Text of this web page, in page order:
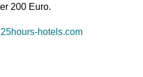
200 Euro.
hotels.com